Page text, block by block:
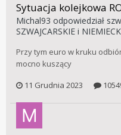
Sytuacja kolejkowa
Michal93 odpowiedział
SZWAJCARSKIE i
Przy tym euro w kruku
mocno kuszący
11 Grudnia 2023